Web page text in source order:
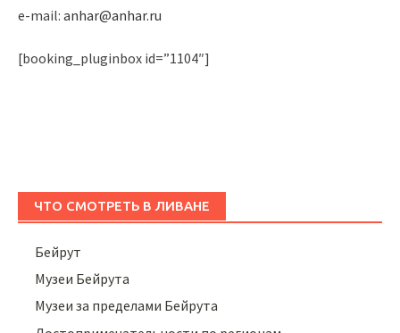
e-mail: anhar@anhar.ru
[booking_pluginbox id=”1104″]
ЧТО СМОТРЕТЬ В ЛИВАНЕ
Бейрут
Музеи Бейрута
Музеи за пределами Бейрута